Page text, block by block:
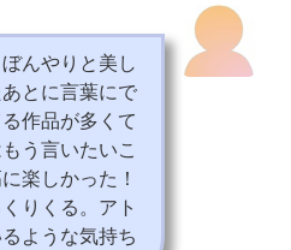
んやりと美し
とに言葉にで
作品が多くて
う言いたいこ
楽しかった！
りくる。アト
ような気持ち